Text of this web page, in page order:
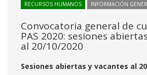
RECURSOS HUMANOS INFORMACIÓN
Convocatoria general de
PAS 2020: sesiones
al 20/10/2020
Sesiones abiertas y vacantes al